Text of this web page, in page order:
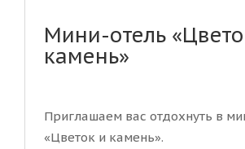
Мини-отель
камень»
Приглашаем вас отдохнуть в
«Цветок и камень».